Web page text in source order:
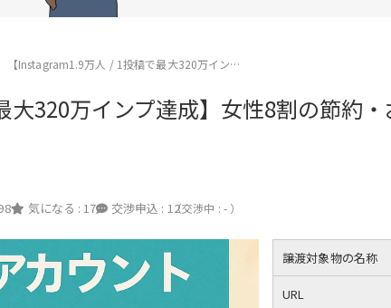
【Instagram1.9万人 / 1投稿で最大320万イン…
大320万インプ達成】女性8割の節約
気になる : 17 交渉申込 : 12
（交渉中 : - ）
譲渡対象物の名称
URL